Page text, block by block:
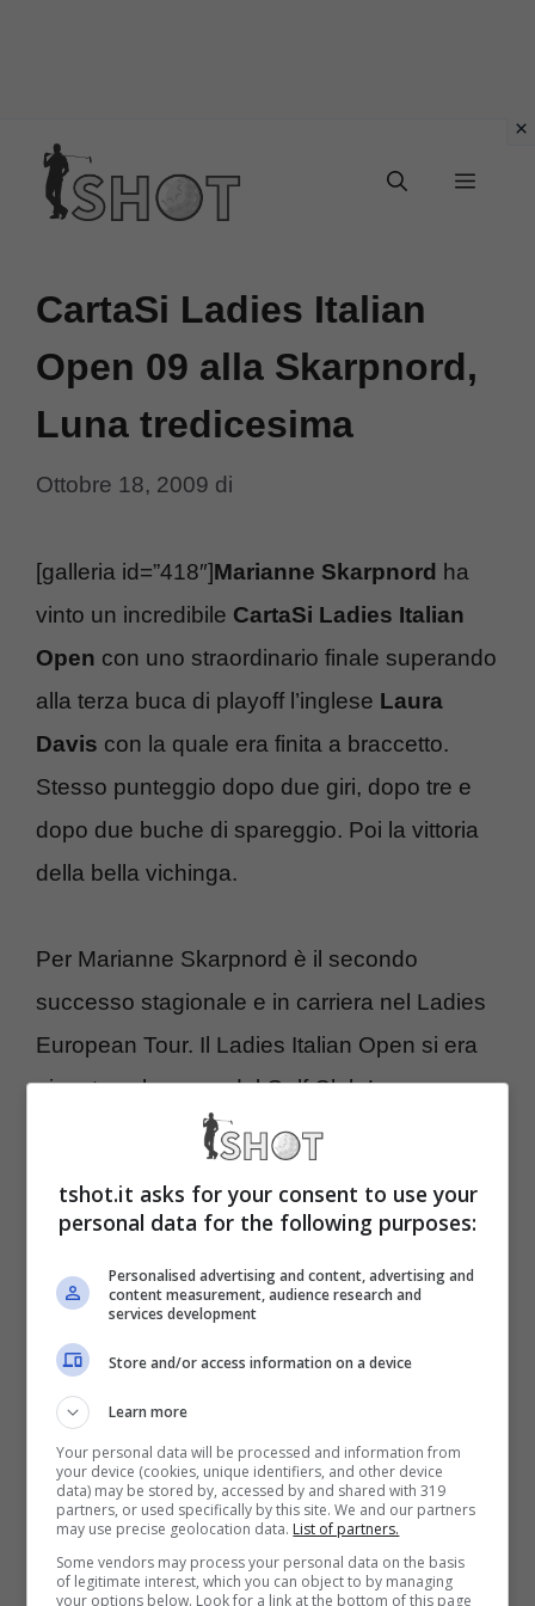
contenuto
Menu
CartaSi Ladies Italian
Open 09 alla Skarpnord,
Luna tredicesima
Ottobre 18, 2009 di
[galleria id=”418″]Marianne Skarpnord ha
vinto un incredibile CartaSi Ladies Italian
Open con uno straordinario finale superando
alla terza buca di playoff l’inglese Laura
Davis con la quale era finita a braccetto.
Stesso punteggio dopo due giri, dopo tre e
dopo due buche di spareggio. Poi la vittoria
della bella vichinga.
Per Marianne Skarpnord è il secondo
successo stagionale e in carriera nel Ladies
European Tour. Il Ladies Italian Open si era
giocato sul campo del Golf Club Le
Rovedine. La giovanissima 23enne originaria
colpi (68 67 69) esattamente come l’inglese
Ma c’è di più, perchè la Davies aveva ormai
annullato i due colpi di distacco con un
impensabile e splendido eagle. La svolta alla
terza buca di spareggio quando l’inglese ha
sparato negli alberi il drive, recuperando poi
tshot.it asks for your consent to use your
personal data for the following purposes:
Personalised advertising and content, advertising and
content measurement, audience research and
services development
Store and/or access information on a device
Learn more
Your personal data will be processed and information from
your device (cookies, unique identifiers, and other device
data) may be stored by, accessed by and shared with 319
partners, or used specifically by this site. We and our partners
may use precise geolocation data. List of partners.
Some vendors may process your personal data on the basis
of legitimate interest, which you can object to by managing
your options below. Look for a link at the bottom of this page